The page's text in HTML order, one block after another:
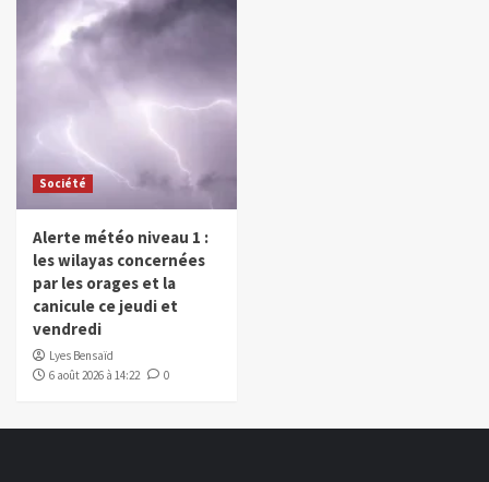
Société
Alerte météo niveau 1 :
les wilayas concernées
par les orages et la
canicule ce jeudi et
vendredi
Lyes Bensaïd
6 août 2026 à 14:22
0